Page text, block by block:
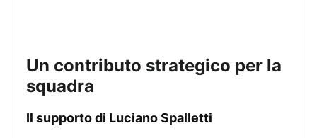
un contributo strategico per la
squadra
Il supporto di Luciano Spalletti